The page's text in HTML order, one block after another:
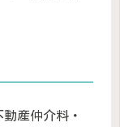
産仲介料・